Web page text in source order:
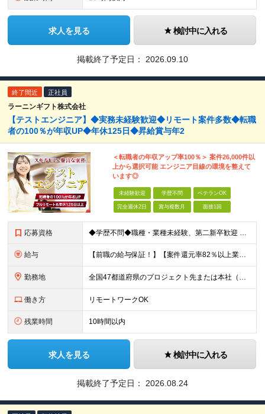
求人を見る 検討中に入れる
掲載終了予定日： 2026.09.10
終了間近 正社員
ラーニンギフト株式会社
【テストエンジニア】◆実務未経験歓迎◆リモート案件多数◆転職
者の100％が年収UP◆年休125日◆昇給賞与年2
＜転職者の年収アップ率100％＞ 案件26,000件以
上から選択可能 エンジニア目線の環境を整えて
います◎
未経験歓迎 学歴不問 ベテランOK
完全週休2日 賞与複数月 面接1回
応募資格 ◆学歴不問◆職種・業種未経験、第二新卒歓迎 【具体的には】 1ヶ月でも実務経験があれば尚◎ ※豊富な経験者は特に給与面で大きな優遇有 ＜経験浅めの方でも歓迎＞ ★以下「◎」いずれかに該当される
給与 【前職の給与保証！】【案件還元率82％以上業界最高水準！】【転職者の100%が収入UPを実現！】 ＼スキルに見合った収入を望む方は、ぜひ！／ 【経験1年未満の方】 月給23万円～35万円 ※月給には
勤務地 全国47都道府県のプロジェクト先または本社（新宿区） ◎勤務地は希望を考慮。転勤はありません。 ◎フルリモート(完全在宅勤務）多数あります。 ◎転職時にお引越しをご検討の際には引越し費用または住宅手
働き方 リモートワークOK
残業時間 10時間以内
求人を見る 検討中に入れる
掲載終了予定日： 2026.08.24